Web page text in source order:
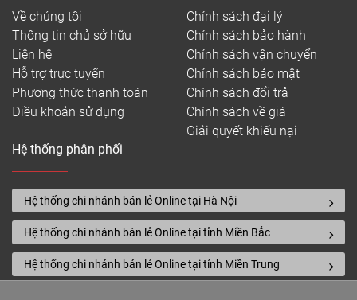
Về chúng tôi
Thông tin chủ sở hữu
Liên hệ
Hỗ trợ trực tuyến
Phương thức thanh toán
Điều khoản sử dụng
Chính sách đại lý
Chính sách bảo hành
Chính sách vận chuyển
Chính sách bảo mật
Chính sách đổi trả
Chính sách về giá
Giải quyết khiếu nại
Hệ thống phân phối
Hệ thống chi nhánh bán lẻ Online tại Hà Nội
Hệ thống chi nhánh bán lẻ Online tại tỉnh Miền Bắc
Hệ thống chi nhánh bán lẻ Online tại tỉnh Miền Trung